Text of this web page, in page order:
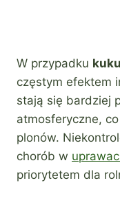
W przypadku
częstym efektem
stają się bardziej
atmosferyczne,
plonów.
chorób w
priorytetem dla